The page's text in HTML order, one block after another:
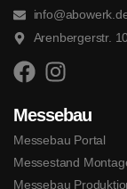
Arenbergerstr.
Messebau
Messebau Portal
Messestand
Messebau